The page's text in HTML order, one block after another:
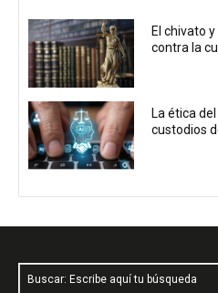
El chivato
contra la
La ética
custodios
Buscar: Escribe aquí tu búsqueda